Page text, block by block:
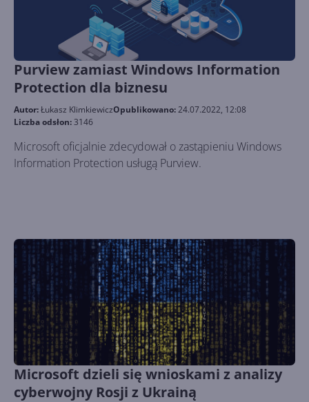
Purview zamiast Windows Information
Protection dla biznesu
Autor:Łukasz KlimkiewiczOpublikowano:24.07.2022, 12:08
Liczba odsłon:3146
Microsoft oficjalnie zdecydował o zastąpieniu Windows
Information Protection usługą Purview.
Microsoft dzieli się wnioskami z analizy
cyberwojny Rosji z Ukrainą